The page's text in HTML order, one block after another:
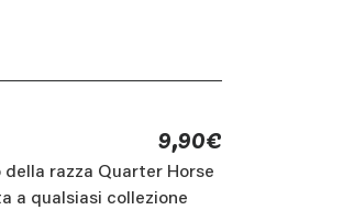
9,90€
razza Quarter Horse
a qualsiasi collezione